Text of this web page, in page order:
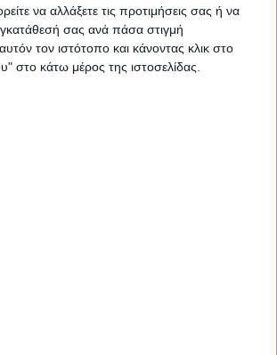
να αλλάξετε τις προτιμήσεις σας ή να
σας ανά πάσα στιγμή
τον ιστότοπο και κάνοντας κλικ στο
στο κάτω μέρος της ιστοσελίδας.
ενός ενιαίου συνόλου
για την εκταµίευση
Μία από τις πιο συµβολικές